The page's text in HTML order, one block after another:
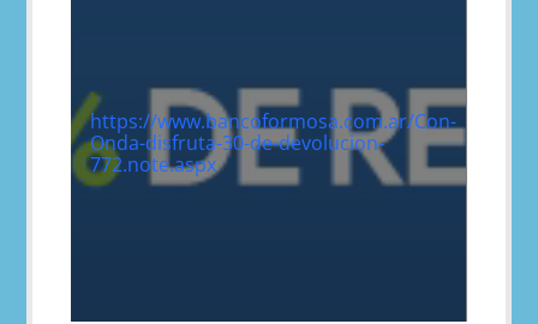
https://www.bancoformosa.com.ar/Con-
Onda-disfruta-30-de-devolucion-
772.note.aspx